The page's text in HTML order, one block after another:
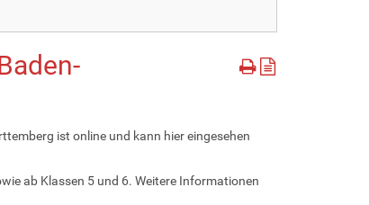
ist online und kann hier eingesehen
ab Klassen 5 und 6. Weitere Informationen